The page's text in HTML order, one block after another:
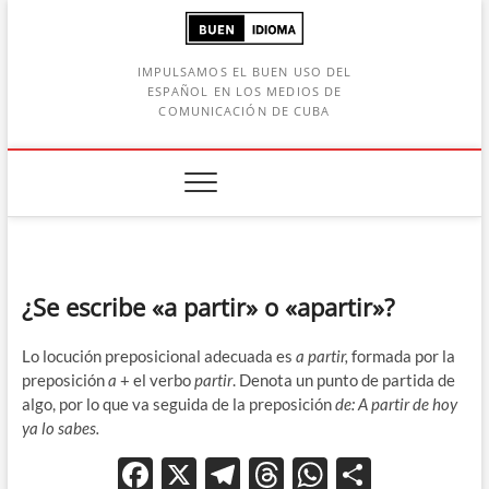
IMPULSAMOS EL BUEN USO DEL
ESPAÑOL EN LOS MEDIOS DE
COMUNICACIÓN DE CUBA
¿Se escribe «a partir» o «apartir»?
Lo locución preposicional adecuada es a partir, formada por la
preposicióna + el verbopartir. Denota un punto de partida de
algo, por lo que va seguida de la preposiciónde:A partir de hoy
ya lo sabes.
F X T T W